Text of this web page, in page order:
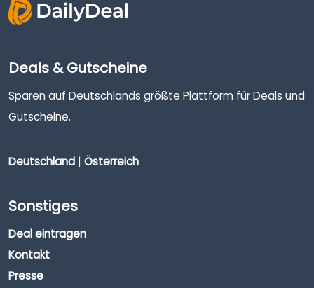
Deals & Gutscheine
Sparen auf Deutschlands größte Plattform für Deals und
Gutscheine.
Deutschland | Österreich
Sonstiges
Deal eintragen
Kontakt
Presse